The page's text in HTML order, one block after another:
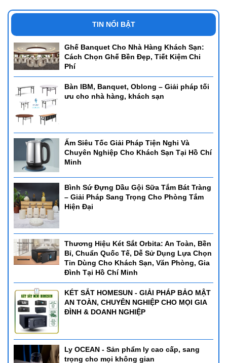
TIN NỔI BẬT
Ghế Banquet Cho Nhà Hàng Khách Sạn:
Cách Chọn Ghế Bền Đẹp, Tiết Kiệm Chi
Phí
Bàn IBM, Banquet, Oblong – Giải pháp tối
ưu cho nhà hàng, khách sạn
Ấm Siêu Tốc Giải Pháp Tiện Nghi Và
Chuyên Nghiệp Cho Khách Sạn Tại Hồ Chí
Minh
Bình Sứ Đựng Dầu Gội Sữa Tắm Bát Tràng
– Giải Pháp Sang Trọng Cho Phòng Tắm
Hiện Đại
Thương Hiệu Két Sắt Orbita: An Toàn, Bền
Bỉ, Chuẩn Quốc Tế, Dễ Sử Dụng Lựa Chọn
Tin Dùng Cho Khách Sạn, Văn Phòng, Gia
Đình Tại Hồ Chí Minh
KÉT SẮT HOMESUN - GIẢI PHÁP BẢO MẬT
AN TOÀN, CHUYÊN NGHIỆP CHO MỌI GIA
ĐÌNH & DOANH NGHIỆP
Ly OCEAN - Sản phẩm ly cao cấp, sang
trọng cho mọi không gian